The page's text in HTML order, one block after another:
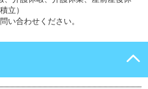
立）
い合わせください。